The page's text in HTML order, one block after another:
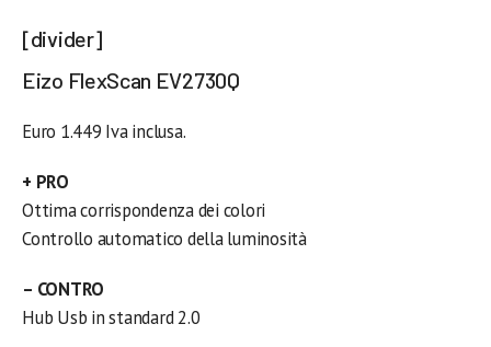
[divider]
Eizo FlexScan EV2730Q
Euro 1.449 Iva inclusa.
+ PRO
Ottima corrispondenza dei colori
Controllo automatico della luminosità
– CONTRO
Hub Usb in standard 2.0